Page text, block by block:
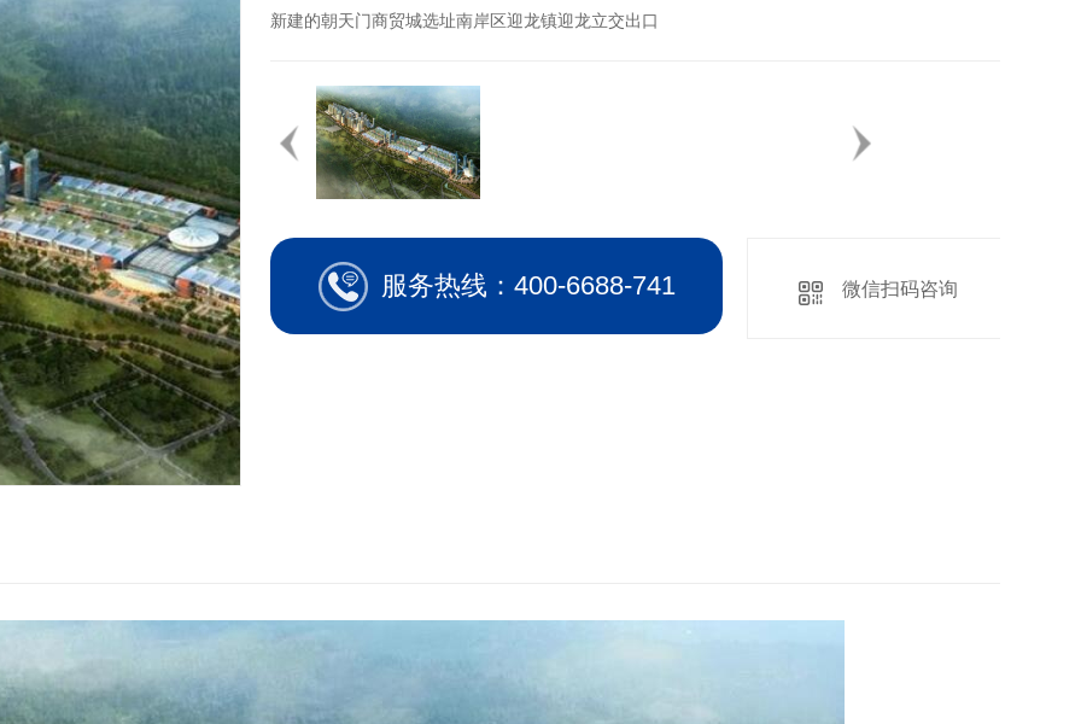
新建的朝天门商贸城选址南岸区迎龙镇迎龙立交出口
服务热线：400-6688-741 微信扫码咨询